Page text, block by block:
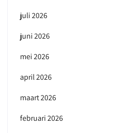
juli 2026
juni 2026
mei 2026
april 2026
maart 2026
februari 2026